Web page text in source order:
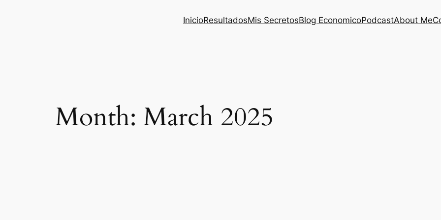
InicioResultadosMis SecretosBlog EconomicoPodcastAbout Me
Month: March 2025